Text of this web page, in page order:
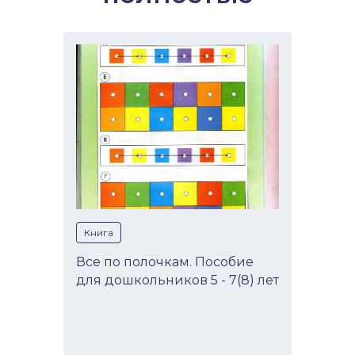
Книга
Все по полочкам. Пособие
для дошкольников 5 - 7(8) лет